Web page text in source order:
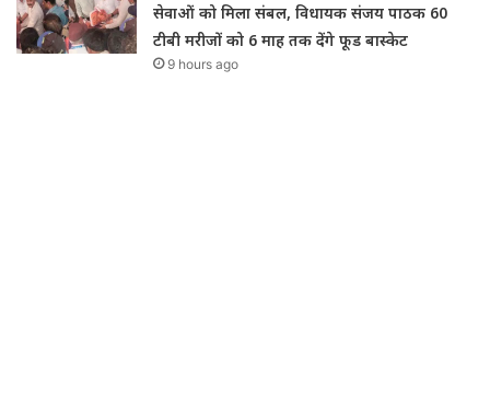
सेवाओं को मिला संबल, विधायक संजय पाठक 60
टीबी मरीजों को 6 माह तक देंगे फूड बास्केट
9 hours ago